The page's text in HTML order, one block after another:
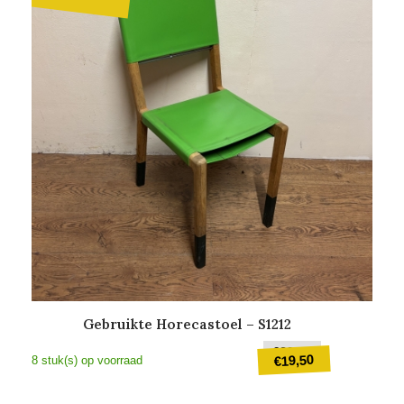
Gebruikte Horecastoel – S1212
€39,50
prijs
€19,50
8 stuk(s) op voorraad